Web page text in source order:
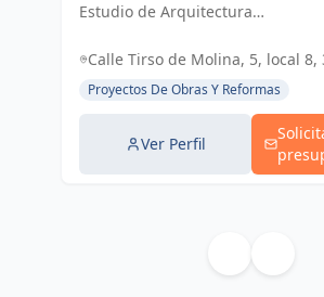
Estudio de Arquitectura
nueva.
Calle Tirso de Molina, 5, local 8,
Cruz de Tenerife, España, España
Proyectos De Obras Y Reformas
Ver Perfil